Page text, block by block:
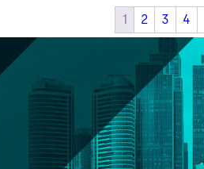
1 2 3 4